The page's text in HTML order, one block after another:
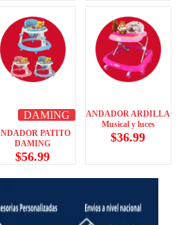
DAMING
PATITO
DAMING
$56.99
ANDADOR ARDILLA
Musical y luces
$36.99